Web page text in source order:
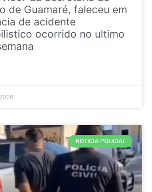
de Guamaré, faleceu em
de acidente
ocorrido no ultimo
NOTICIA POLICIAL